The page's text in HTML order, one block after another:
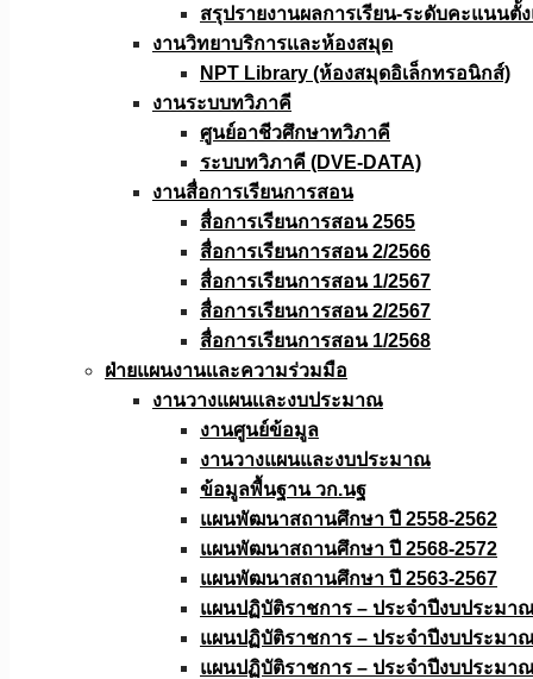
สรุปรายงานผลการเรียน-ระดับคะแนนตั้
งานวิทยาบริการเเละห้องสมุด
NPT Library (ห้องสมุดอิเล็กทรอนิกส์)
งานระบบทวิภาคี
ศูนย์อาชีวศึกษาทวิภาคี
ระบบทวิภาคี (DVE-DATA)
งานสื่อการเรียนการสอน
สื่อการเรียนการสอน 2565
สื่อการเรียนการสอน 2/2566
สื่อการเรียนการสอน 1/2567
สื่อการเรียนการสอน 2/2567
สื่อการเรียนการสอน 1/2568
ฝ่ายแผนงานเเละความร่วมมือ
งานวางแผนเเละงบประมาณ
งานศูนย์ข้อมูล
งานวางแผนและงบประมาณ
ข้อมูลพื้นฐาน วก.นฐ
แผนพัฒนาสถานศึกษา ปี 2558-2562
แผนพัฒนาสถานศึกษา ปี 2568-2572
แผนพัฒนาสถานศึกษา ปี 2563-2567
แผนปฏิบัติราชการ – ประจำปีงบประมา
แผนปฏิบัติราชการ – ประจำปีงบประมา
แผนปฏิบัติราชการ – ประจำปีงบประมา